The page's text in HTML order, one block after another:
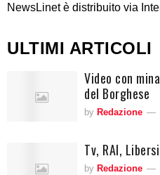
NewsLinet è distribuito via
ULTIMI ARTICOLI
Video con
del Borghese
by Redazione
Tv, RAI,
by Redazione